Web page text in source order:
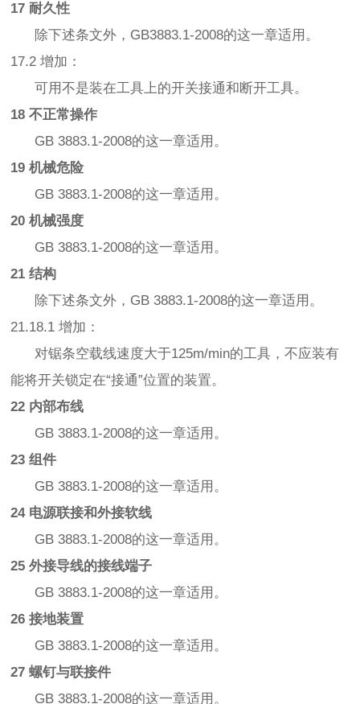
17 耐久性
除下述条文外，GB3883.1-2008的这一章适用。
17.2 增加：
可用不是装在工具上的开关接通和断开工具。
18 不正常操作
GB 3883.1-2008的这一章适用。
19 机械危险
GB 3883.1-2008的这一章适用。
20 机械强度
GB 3883.1-2008的这一章适用。
21 结构
除下述条文外，GB 3883.1-2008的这一章适用。
21.18.1 增加：
对锯条空载线速度大于125m/min的工具，不应装有
能将开关锁定在“接通”位置的装置。
22 内部布线
GB 3883.1-2008的这一章适用。
23 组件
GB 3883.1-2008的这一章适用。
24 电源联接和外接软线
GB 3883.1-2008的这一章适用。
25 外接导线的接线端子
GB 3883.1-2008的这一章适用。
26 接地装置
GB 3883.1-2008的这一章适用。
27 螺钉与联接件
GB 3883.1-2008的这一章适用。